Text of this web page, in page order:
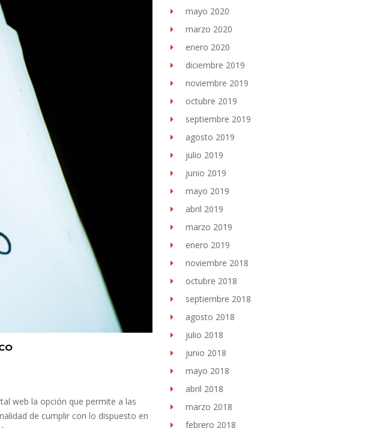
web la opción que permite a las
de cumplir con lo dispuesto en
mayo 2020
marzo 2020
enero 2020
diciembre 2019
noviembre 2019
octubre 2019
septiembre 2019
agosto 2019
julio 2019
junio 2019
mayo 2019
abril 2019
marzo 2019
enero 2019
noviembre 2018
octubre 2018
septiembre 2018
agosto 2018
julio 2018
junio 2018
mayo 2018
abril 2018
marzo 2018
febrero 2018